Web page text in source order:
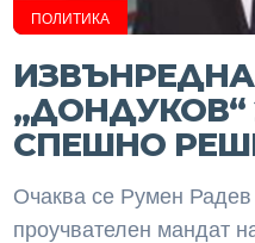
ПОЛИТИКА
„ДОНДУКОВ“
СПЕШНО
Очаква се Румен
проучвателен мандат